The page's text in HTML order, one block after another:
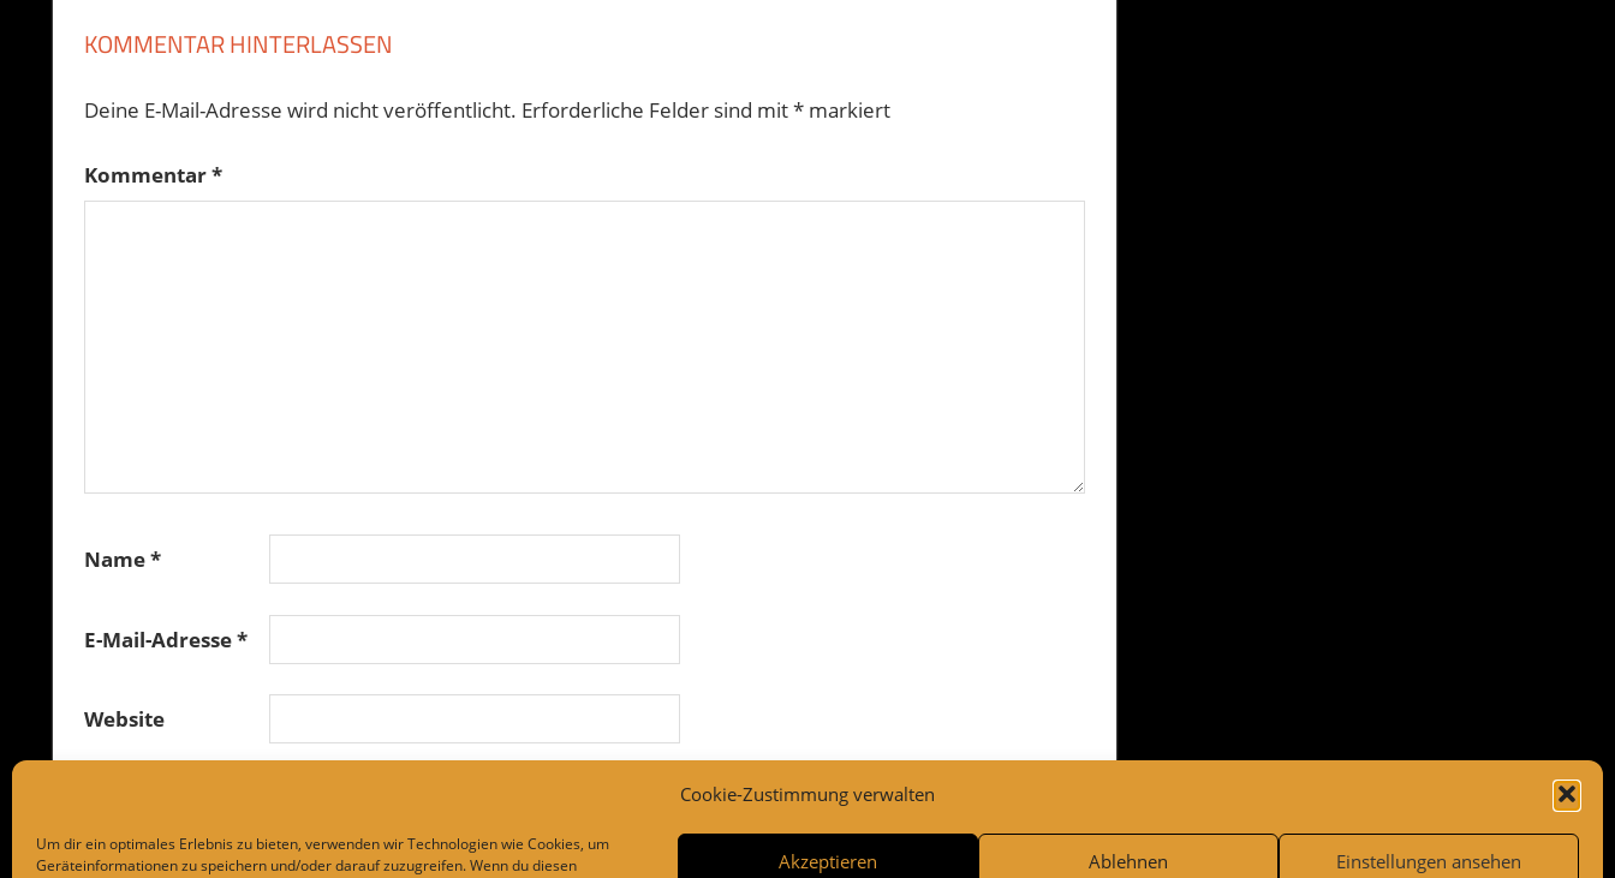
Cookie-Zustimmung verwalten
Um dir ein optimales Erlebnis zu bieten, verwenden wir Technologien wie Cookies, um
Geräteinformationen zu speichern und/oder darauf zuzugreifen. Wenn du diesen
Akzeptieren Ablehnen Einstellungen ansehen
KOMMENTAR HINTERLASSEN
Deine E-Mail-Adresse wird nicht veröffentlicht. Erforderliche Felder sind mit*markiert
Kommentar*
Name*
E-Mail-Adresse*
Website